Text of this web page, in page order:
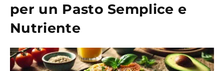
per un Pasto Semplice e
Nutriente